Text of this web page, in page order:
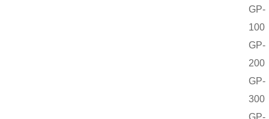
GP-
100
GP-
200
GP-
300
GP-